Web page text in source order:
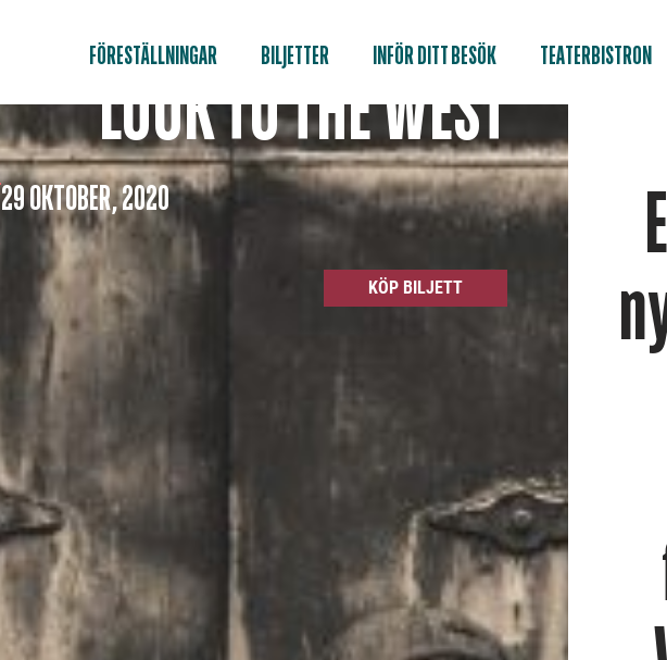
FÖRESTÄLLNINGAR BILJETTER INFÖR DITT BESÖK TEATERBISTRON
LOOK TO THE WEST
29 OKTOBER, 2020
KÖP BILJETT